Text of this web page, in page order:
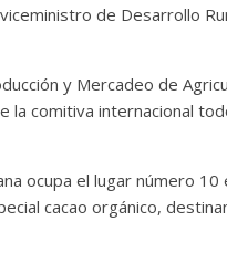
de Desarrollo
y Mercadeo de
la comitiva internacional
ocupa el lugar número
cacao orgánico,